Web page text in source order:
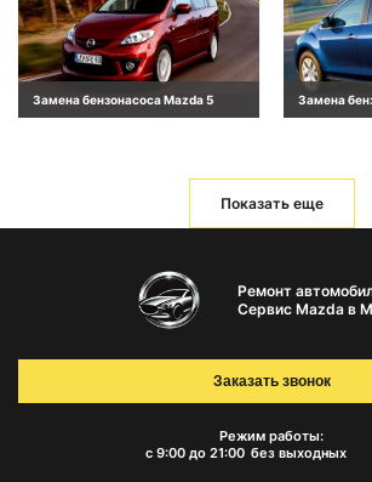
Замена бензонасоса Mazda 5 Замена
Показать еще
Ремонт
Сервис Mazda в
Режим работы:
с 9:00 до 21:00 без выходных
Заказать звонок